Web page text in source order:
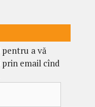
a vă
email cînd